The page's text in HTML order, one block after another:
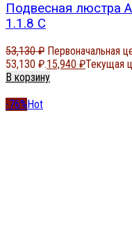
Подвесная люстра
1.1.8 C
53,130₽ Первоначальная
53,130 ₽.15,940 ₽Текущая
В корзину
-76%Hot